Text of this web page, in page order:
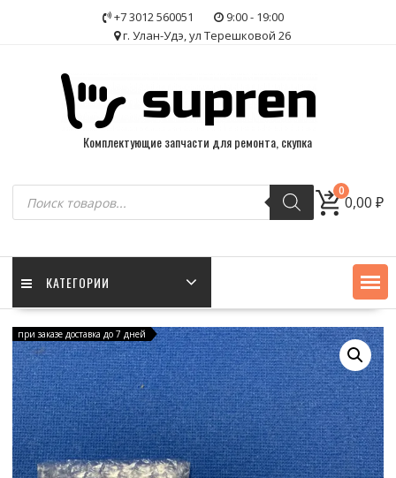
+7 3012 560051
9:00 - 19:00
г. Улан-Удэ, ул Терешковой 26
Комплектующие запчасти для ремонта, скупка
Поиск
товаров
0
0,00₽
КАТЕГОРИИ
при заказе доставка до 7 дней